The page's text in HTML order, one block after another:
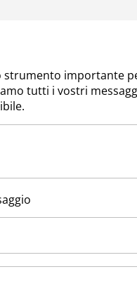
strumento importante
tutti i vostri